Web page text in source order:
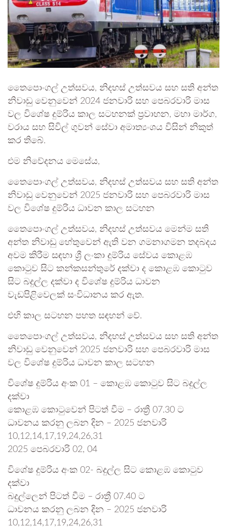
තෛපොංගල් උත්සවය, නිදහස් උත්සවය සහ සති අන්ත
නිවාඩු වෙනුවෙන් 2024 ජනවාරි සහ පෙබරවාරි මාස
වල විශේෂ දුම්රිය කාල සටහනක් ප්‍රවාහන, මහා මාර්ග,
වරාය සහ සිවිල් ගුවන් සේවා අමාත්‍යංශය විසින් නිකුත්
කර තිබේ.
එම නිවේදනය මෙසේය,
තෛපොංගල් උත්සවය, නිදහස් උත්සවය සහ සති අන්ත
නිවාඩු වෙනුවෙන් 2025 ජනවාරි සහ පෙබරවාරි මාස
වල විශේෂ දුම්රිය ධාවන කාල සටහන
තෛපොංගල් උත්සවය, නිදහස් උත්සවය මෙන්ම සති
අන්ත නිවාඩු හේතුවෙන් ඇති වන ගමනාගමන තදබදය
අවම කිරීම සඳහා ශ්‍රී ලංකා දුම්රිය සේවය කොළඹ
කොටුව සිට කන්කසන්තුරේ දක්වා ද කොළඹ කොටුව
සිට බදුල්ල දක්වා ද විශේෂ දුම්රිය ධාවන
වැඩපිළිවෙලක් සංවිධානය කර ඇත.
එහි කාල සටහන පහත සඳහන් වේ.
තෛපොංගල් උත්සවය, නිදහස් උත්සවය සහ සති අන්ත
නිවාඩු වෙනුවෙන් 2025 ජනවාරි සහ පෙබරවාරි මාස
වල විශේෂ දුම්රිය ධාවන කාල සටහන
විශේෂ දුම්රිය අංක 01 – කොළඹ කොටුව සිට බදුල්ල
දක්වා
කොළඹ කොටුවෙන් පිටත් වීම – රාත්‍රී 07.30 ට
ධාවනය කරනු ලබන දින – 2025 ජනවාරි
10,12,14,17,19,24,26,31
2025 පෙබරවාරි 02, 04
විශේෂ දුම්රිය අංක 02- බදුල්ල සිට කොළඹ කොටුව
දක්වා
බදුල්ලෙන් පිටත් වීම – රාත්‍රී 07.40 ට
ධාවනය කරනු ලබන දින – 2025 ජනවාරි
10,12,14,17,19,24,26,31